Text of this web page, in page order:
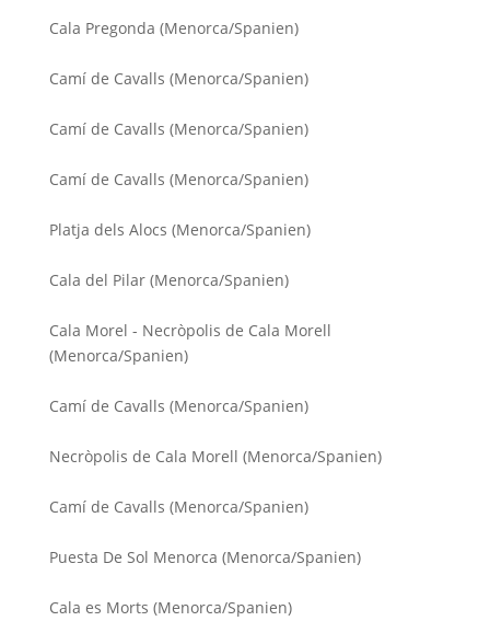
Cala Pregonda (Menorca/Spanien)
Camí de Cavalls (Menorca/Spanien)
Camí de Cavalls (Menorca/Spanien)
Camí de Cavalls (Menorca/Spanien)
Platja dels Alocs (Menorca/Spanien)
Cala del Pilar (Menorca/Spanien)
Cala Morel - Necròpolis de Cala Morell
(Menorca/Spanien)
Camí de Cavalls (Menorca/Spanien)
Necròpolis de Cala Morell (Menorca/Spanien)
Camí de Cavalls (Menorca/Spanien)
Puesta De Sol Menorca (Menorca/Spanien)
Cala es Morts (Menorca/Spanien)